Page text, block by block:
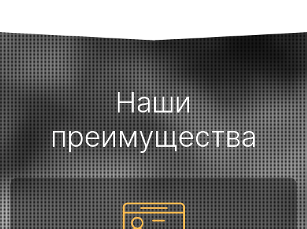
Наши
преимущества